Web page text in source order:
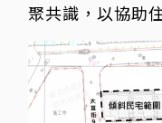
聚共識，以協助